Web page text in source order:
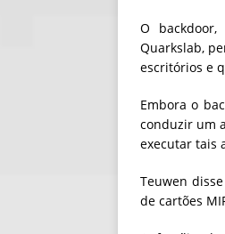
O
Quarkslab,
escritórios e
Embora o
conduzir um
executar tais
Teuwen
de cartões